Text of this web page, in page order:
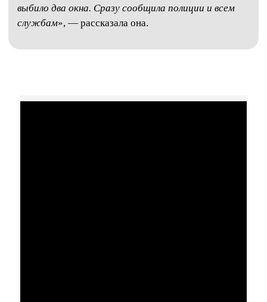
выбило два окна. Сразу сообщила полиции и всем
службам», — рассказала она.